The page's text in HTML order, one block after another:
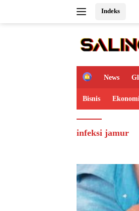
Indeks
H
m
e
News
Bisnis
infeksi jamur